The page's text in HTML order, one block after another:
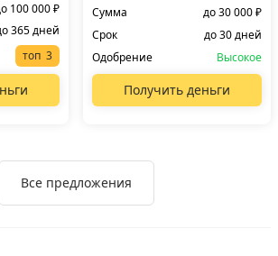
100 000 ₽
365 дней
топ
Сумма
до 30 000 ₽
Срок
до 30 дней
Одобрение
Высокое
Получить деньги
Все предложения